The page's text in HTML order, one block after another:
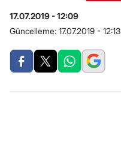
17.07.2019 - 12:09
Güncelleme: 17.07.2019 - 12:13